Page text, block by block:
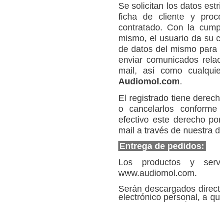
Se solicitan los datos
ficha de cliente y
contratado. Con la
mismo, el usuario da su
de datos del mismo
enviar comunicados
mail, así como
Audiomol.com.
El registrado tiene
o cancelarlos
efectivo este derecho
mail a través de nuestra
Entrega de pedidos:
Los productos y
www.audiomol.com.
Serán descargados
electrónico personal, a